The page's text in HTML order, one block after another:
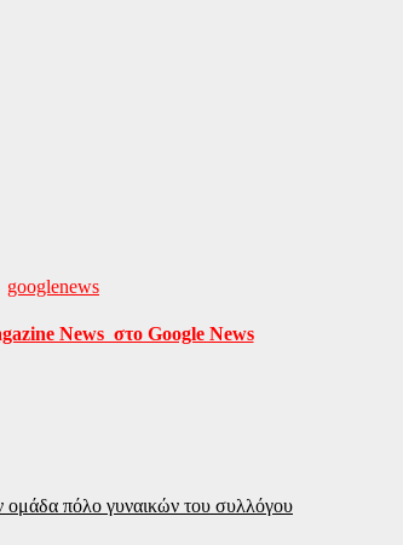
News στο Google News
πόλο γυναικών του συλλόγου